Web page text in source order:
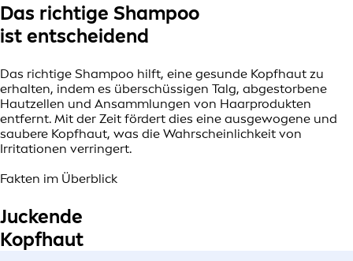
Das richtige Shampoo
ist entscheidend
Das richtige Shampoo hilft, eine gesunde Kopfhaut zu
erhalten, indem es überschüssigen Talg, abgestorbene
Hautzellen und Ansammlungen von Haarprodukten
entfernt. Mit der Zeit fördert dies eine ausgewogene und
saubere Kopfhaut, was die Wahrscheinlichkeit von
Irritationen verringert.
Fakten im Überblick
Juckende
Kopfhaut